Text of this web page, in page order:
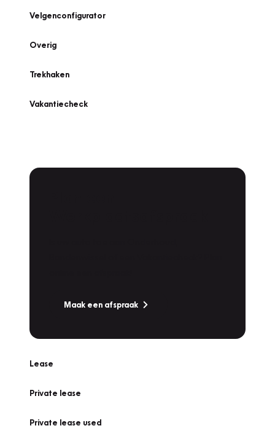
Velgenconfigurator
Overig
Trekhaken
Vakantiecheck
Maak een afspraak
Lease
Private lease
Private lease used